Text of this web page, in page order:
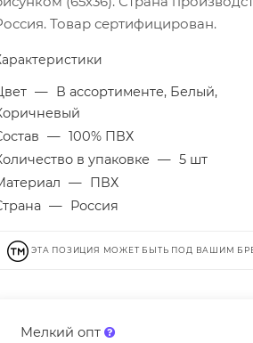
Товар сертифицирован.
— В ассортименте, Белый,
— 100% ПВХ
в упаковке — 5 шт
— ПВХ
— Россия
ЭТА ПОЗИЦИЯ МОЖЕТ БЫТЬ ПОД ВАШИМ
Мелкий опт